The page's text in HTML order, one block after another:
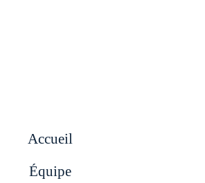
Accueil
Équipe